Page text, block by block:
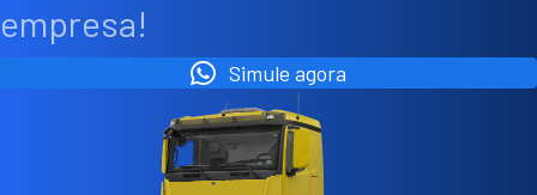
empresa!
Simule agora